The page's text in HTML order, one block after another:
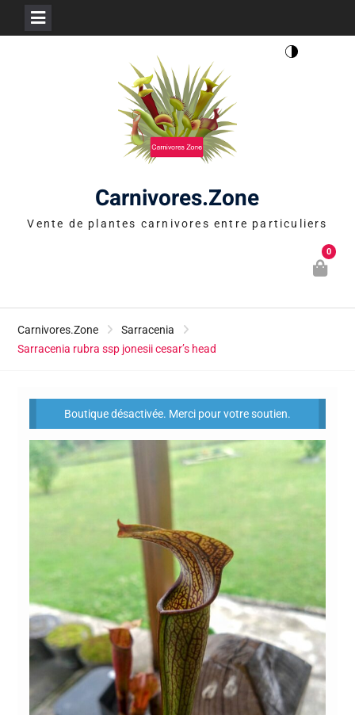
Carnivores.Zone
Vente de plantes carnivores entre particuliers
0
Carnivores.Zone
Sarracenia
Sarracenia rubra ssp jonesii cesar’s head
Boutique désactivée. Merci pour votre soutien.